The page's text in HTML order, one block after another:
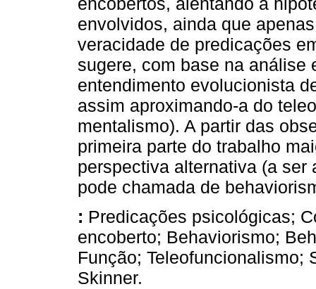
envolvidos, ainda que
veracidade de predicações
sugere, com base na análise
entendimento evolucionista
assim aproximando-a do
mentalismo). A partir das
primeira parte do trabalho
perspectiva alternativa (a ser
pode chamada de
: Predicações psicológicas;
encoberto; Behaviorismo;
Função; Teleofuncionalismo;
Skinner.